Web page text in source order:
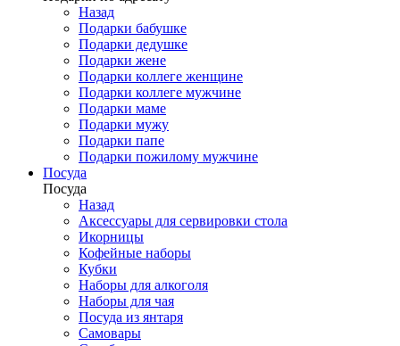
Назад
Подарки бабушке
Подарки дедушке
Подарки жене
Подарки коллеге женщине
Подарки коллеге мужчине
Подарки маме
Подарки мужу
Подарки папе
Подарки пожилому мужчине
Посуда
Посуда
Назад
Аксессуары для сервировки стола
Икорницы
Кофейные наборы
Кубки
Наборы для алкоголя
Наборы для чая
Посуда из янтаря
Самовары